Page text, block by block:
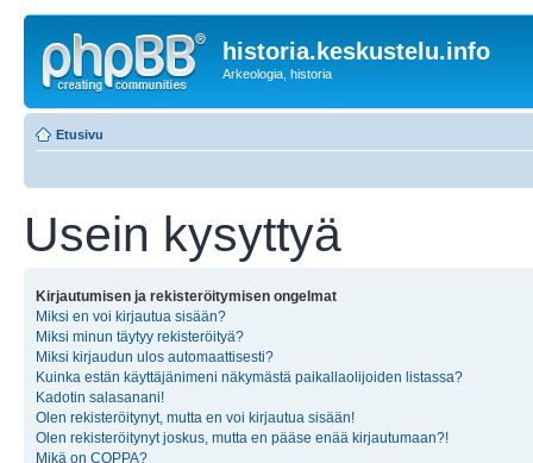
historia.keskustelu.info
Arkeologia, historia
Etusivu
Usein kysyttyä
Kirjautumisen ja rekisteröitymisen ongelmat
Miksi en voi kirjautua sisään?
Miksi minun täytyy rekisteröityä?
Miksi kirjaudun ulos automaattisesti?
Kuinka estän käyttäjänimeni näkymästä paikallaolijoiden listassa?
Kadotin salasanani!
Olen rekisteröitynyt, mutta en voi kirjautua sisään!
Olen rekisteröitynyt joskus, mutta en pääse enää kirjautumaan?!
Mikä on COPPA?